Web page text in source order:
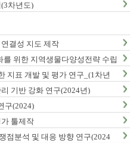
차년도)
결성 지도 제작
위한 지역생물다양성전략 수립
지표 개발 및 평가 연구_(1차년
기반 강화 연구(2024년)
구(2024)
툴제작
점분석 및 대응 방향 연구(2024